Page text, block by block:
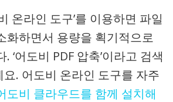
온라인 도구’를 이용하면 파일
화하면서 용량을 획기적으로
‘어도비 PDF 압축’이라고 검색
. 어도비 온라인 도구를 자주
도비 클라우드를 함께 설치해